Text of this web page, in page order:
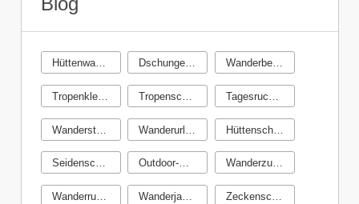
Hüttenwandern Dschungeltrekking Wanderbekleidung
Tropenkleidung
Wanderstöcke Test
Seidenschlafsack Outdoor-Geschenke Wanderzubehör
Wanderrucksack Wanderjacken Zeckenschutz